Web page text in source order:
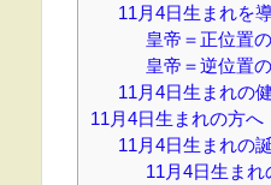
11月4日生まれを
皇帝＝正位置
皇帝＝逆位置
11月4日生まれの
11月4日生まれの方へ
11月4日生まれの
11月4日生ま